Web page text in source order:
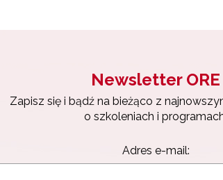
Newsletter ORE
Zapisz się i bądź na bieżąco z
o szkoleniach i
Adres e-mail: